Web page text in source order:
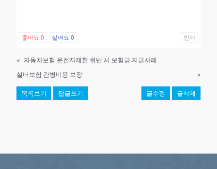
좋아요 0 싫어요 0 인쇄
« 자동차보험 운전자제한 위반 시 보험금 지급사례
실버보험 간병비용 보장
»
목록보기 답글쓰기 글수정 글삭제